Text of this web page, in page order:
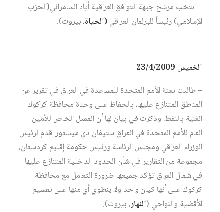
– انتخب مرشح جبهة التوافق العراقية أياد السامرائي(الحزب
الإسلامي) رئيساً للبرلمان العراقي(الحياة، بيروت).
الخميس 23/4/2009
– طالبت بعثة الأمم المتحدة للمساعدة في العراق في تقرير عن
المناطق المتنازع عليها، بالحفاظ على وحدة محافظة كركوك
الغنية بالنفط. وذكرت في بيان لها أن الممثل الخاص للأمين
العام للأمم المتحدة في العراق ستيفان دي ميستورا قدم لرئيس
الوزراء العراقي ومجلس الرئاسة ورئيس حكومة إقليم كردستان،
مجموعة من التقارير في شأن الحدود الداخلية المتنازع عليها
في شمال العراق تؤكد جميعها ضرورة التعامل مع محافظة
كركوك على أنها كيان واحد ولا ينطوي أي منها على تقسيم
الأقضية والنواحي (النهار، بيروت).